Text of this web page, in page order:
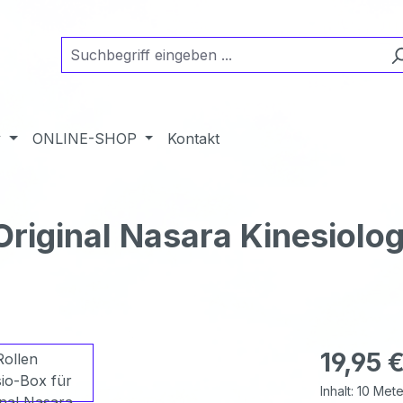
ONLINE-SHOP Kontakt
Nasara
Regulärer
19,95 €
Inhalt: 10